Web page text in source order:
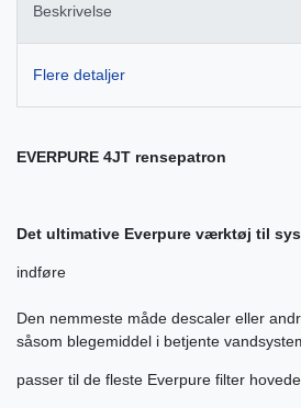
Beskrivelse
Flere detaljer
EVERPURE 4JT rensepatron
Det ultimative Everpure værktøj til
indføre
Den nemmeste måde descaler eller
såsom blegemiddel i betjente
passer til de fleste Everpure filter